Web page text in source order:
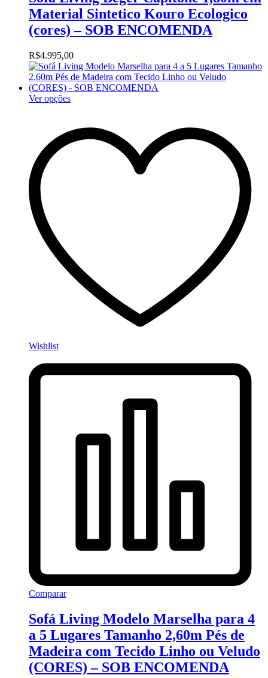
Material Sintetico Kouro Ecologico
(cores) – SOB ENCOMENDA
R$4.995,00
Ver opções
Wishlist
Comparar
Sofá Living Modelo Marselha para 4
a 5 Lugares Tamanho 2,60m Pés de
Madeira com Tecido Linho ou Veludo
(CORES) – SOB ENCOMENDA